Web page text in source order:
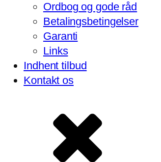
Ordbog og gode råd
Betalingsbetingelser
Garanti
Links
Indhent tilbud
Kontakt os